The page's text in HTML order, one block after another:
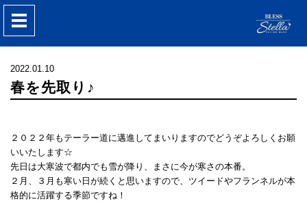
2022.01.10
春を先取り♪
２０２２年もテーラー道に邁進してまいりますのでどうぞよろしくお願
いいたします☆
先日は大寒波で都内でも雪が降り、まさに今が寒さの本番。
２月、３月も寒い日が続くと思いますので、ツイードやフランネルが本
格的に活躍する季節ですね！